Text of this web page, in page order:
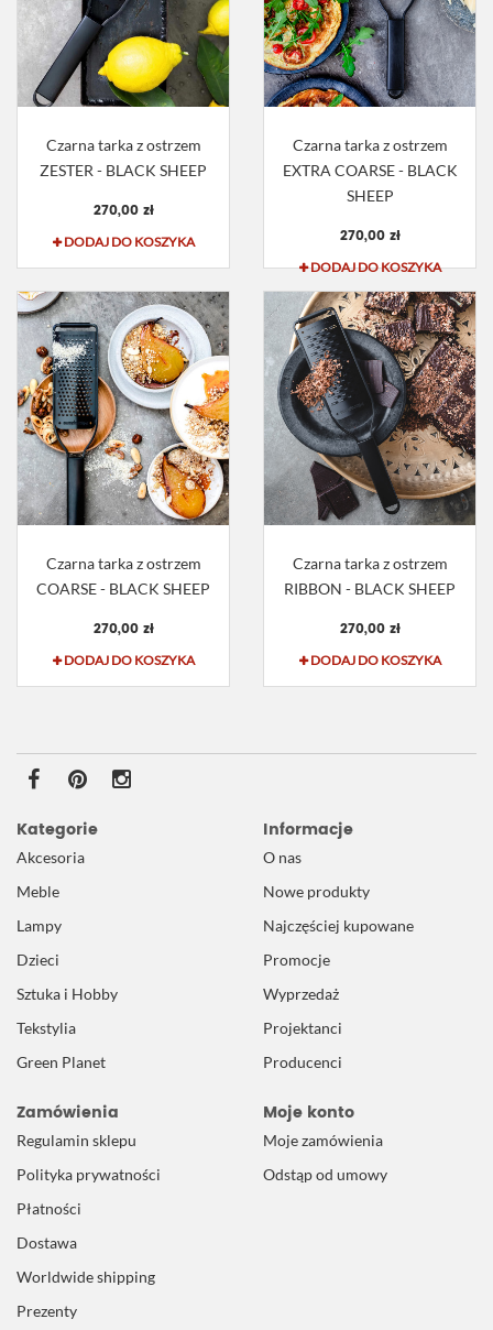
Czarna tarka z ostrzem
ZESTER - BLACK SHEEP
270,00 zł
DODAJ DO KOSZYKA
Czarna tarka z ostrzem
EXTRA COARSE - BLACK
SHEEP
270,00 zł
DODAJ DO KOSZYKA
Czarna tarka z ostrzem
COARSE - BLACK SHEEP
270,00 zł
DODAJ DO KOSZYKA
Czarna tarka z ostrzem
RIBBON - BLACK SHEEP
270,00 zł
DODAJ DO KOSZYKA
Kategorie
Akcesoria
Meble
Lampy
Dzieci
Sztuka i Hobby
Tekstylia
Green Planet
Informacje
O nas
Nowe produkty
Najczęściej kupowane
Promocje
Wyprzedaż
Projektanci
Producenci
Zamówienia
Regulamin sklepu
Polityka prywatności
Płatności
Dostawa
Worldwide shipping
Prezenty
Moje konto
Moje zamówienia
Odstąp od umowy